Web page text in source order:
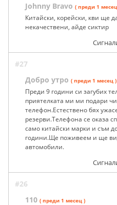
Johnny Bravo ( преди 1
Китайски, корейски, кви ще
некачествени, айде сиктир
#27
Добро утро ( преди 1 месец )
Преди 9 години си загубих
приятелката ми ми подари
телефон.Естествено бях
резерви.Телефона се оказа
само китайски марки и съм
години.Ще поживеем и ще
автомобили.
#26
110 ( преди 1 месец )